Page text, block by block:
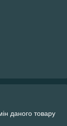
даного товару